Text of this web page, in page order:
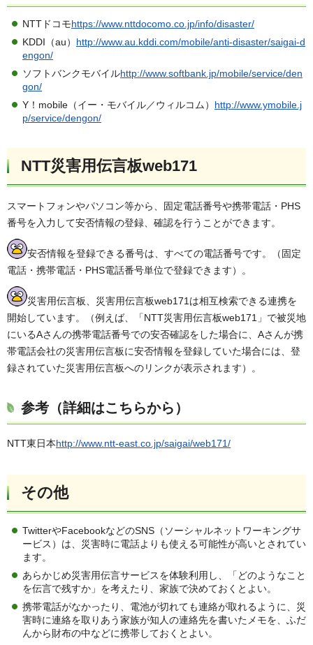
NTTドコモhttps://www.nttdocomo.co.jp/info/disaster/
KDDI（au） http://www.au.kddi.com/mobile/anti-disaster/saigai-d
engon/
ソフトバンクモバイルhttp://www.softbank.jp/mobile/service/den
gon/
Y！mobile（イー・モバイル／ウィルコム） http://www.ymobile.j
p/service/dengon/
NTT災害用伝言板web171
スマートフォンやパソコン等から、固定電話番号や携帯電話・PHS
番号を入力して安否情報の登録、確認を行うことができます。
安否情報を登録できる番号は、すべての電話番号です。（固定
電話・携帯電話・PHS電話番号単位で登録できます）。
災害用伝言板、災害用伝言板web171は相互検索できる連携を
開始しています。（例えば、「NTT災害用伝言板web171」で被災地
にいるAさんの携帯電話番号での安否確認をした場合に、Aさんが携
帯電話会社の災害用伝言板に安否情報を登録していた場合には、登
録されていた災害用伝言板へのリンクが表示されます）。
参考（詳細はこちらから）
NTT東日本http://www.ntt-east.co.jp/saigai/web171/
その他
TwitterやFacebookなどのSNS（ソーシャルネットワーキングサ
ービス）は、災害時に電話よりも使える可能性が高いとされてい
ます。
あらかじめ災害用伝言サービスを体験利用し、「どのようなこと
を伝言で残すか」を考えたり、家族で決めておくとよい。
携帯電話がなかったり、電池が切れても連絡が取れるように、災
害時に連絡を取りあう家族が知人の連絡先を書いたメモを、ふだ
んから財布の中などに携帯しておくとよい。